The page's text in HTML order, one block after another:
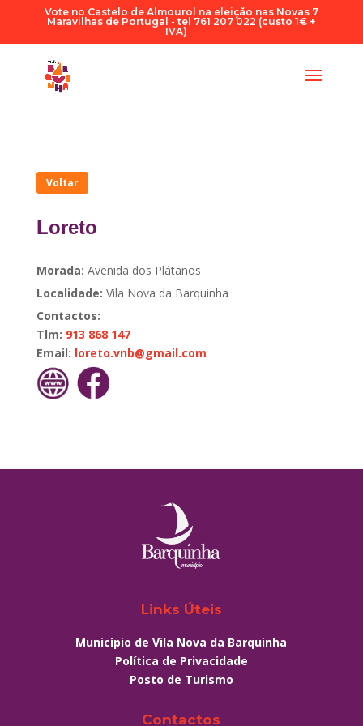
Vote no Castelo de Almourol na eleição nas Novas 7
Maravilhas de Portugal - tel 761 207 022 (custo 1€ +
IVA)
Voltar
Loreto
Morada: Avenida dos Plátanos
Localidade: Vila Nova da Barquinha
Contactos:
Tlm: 913 868 147
Email: loreto.vnb@gmail.com
Links Úteis
Município de Vila Nova da Barquinha
Política de Privacidade
Posto de Turismo
Contactos